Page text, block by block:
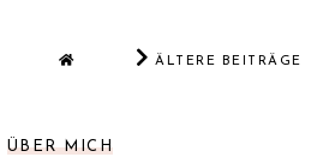
ÄLTERE BEITRÄGE
ÜBER MICH